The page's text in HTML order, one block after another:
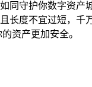
同守护你数字资
长度不宜过短，
资产更加安全。